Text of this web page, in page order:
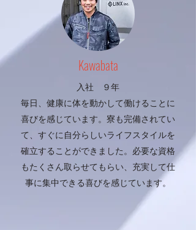
​Kawabata
入社 ９年
毎日、健康に体を動かして働けることに
喜びを感じています。 寮も完備されてい
て、すぐに自分らしいライフスタイルを
確立することができました。必要な資格
もたくさん取らせてもらい、充実して仕
事に集中できる喜びを感じています。